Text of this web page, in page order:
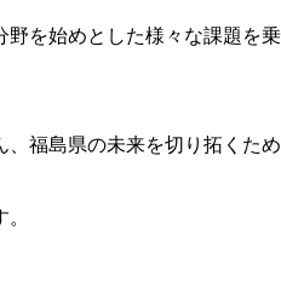
を始めとした様々な課題を
福島県の未来を切り拓くため